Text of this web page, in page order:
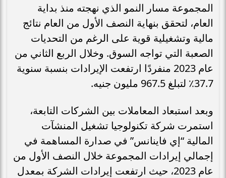
المجموعة مسار النمو الذي نهجته منذ بداية
العام، لتحقق بنهاية النصف الأول من العام نتائج
مالية وتشغيلية قوية على الرغم من التحديات
الصعبة التي تواجه السوق. وخلال الربع الثاني من
عام 2023 منفردًا ارتفعت الإيرادات بنسبة سنوية
37.7٪ لتبلغ 967.5 مليون جنيه.
وبعد استبعاد المعاملات بين الشركات التابعة،
استمرت شركة تكنولوجيا تشغيل المنشآت
المالية “إي فاينانس” في صدارة المساهمة في
إجمالي إيرادات المجموعة خلال النصف الأول من
عام 2023، حيث ارتفعت إيرادات الشركة بمعدل